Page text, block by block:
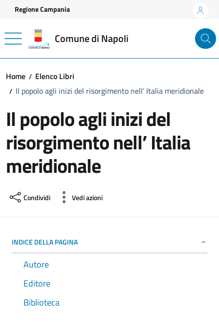
Vai ai contenuti
Vai al footer
Regione Campania
Comune di Napoli
Home
Elenco Libri
Il popolo agli inizi del risorgimento nell’ Italia meridionale
Il popolo agli inizi del
risorgimento nell’ Italia
meridionale
Condividi Vedi azioni
INDICE DELLA PAGINA
Autore
Editore
Biblioteca